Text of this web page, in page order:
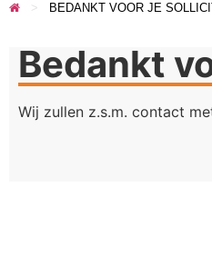
> BEDANKT VOOR JE
Bedankt
Wij zullen z.s.m. contact